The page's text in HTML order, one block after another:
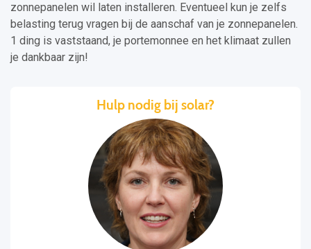
zonnepanelen wil laten installeren. Eventueel kun je zelfs
belasting terug vragen bij de aanschaf van je zonnepanelen.
1 ding is vaststaand, je portemonnee en het klimaat zullen
je dankbaar zijn!
Hulp nodig bij solar?